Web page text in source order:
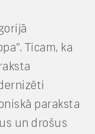
Ticam, ka
paraksta
un drošus